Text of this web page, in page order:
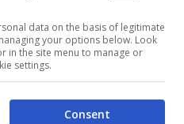
spera di
a Bastoni.
data on the basis of legitimate
your options below. Look
in the site menu to manage or
settings.
Consent